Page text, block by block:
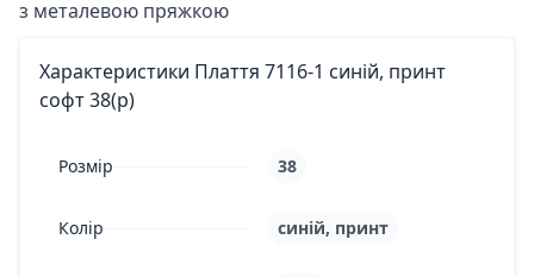
з металевою пряжкою
Характеристики Плаття 7116-1 синій, принт
софт 38(р)
Розмір 38
Колір синій, принт